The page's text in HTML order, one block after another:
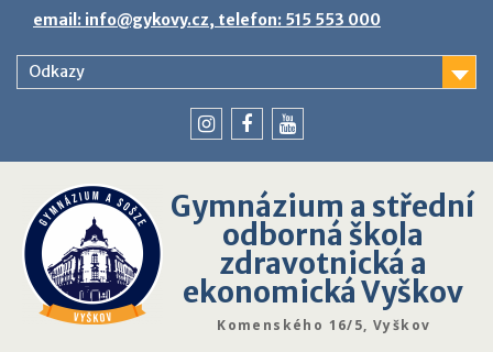
content
email: info@gykovy.cz, telefon: 515 553 000
Odkazy
Gymnázium a střední
odborná škola
zdravotnická a
ekonomická Vyškov
Komenského 16/5, Vyškov